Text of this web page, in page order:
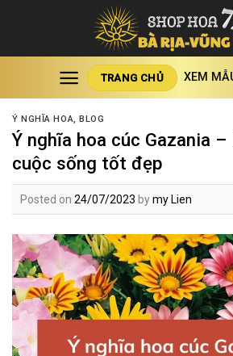
TRANG CHỦ XEM
Ý NGHĨA HOA,BLOG
Ý nghĩa hoa cúc Gazania
cuộc sống tốt đẹp
Posted on 24/07/2023 bymy Lien